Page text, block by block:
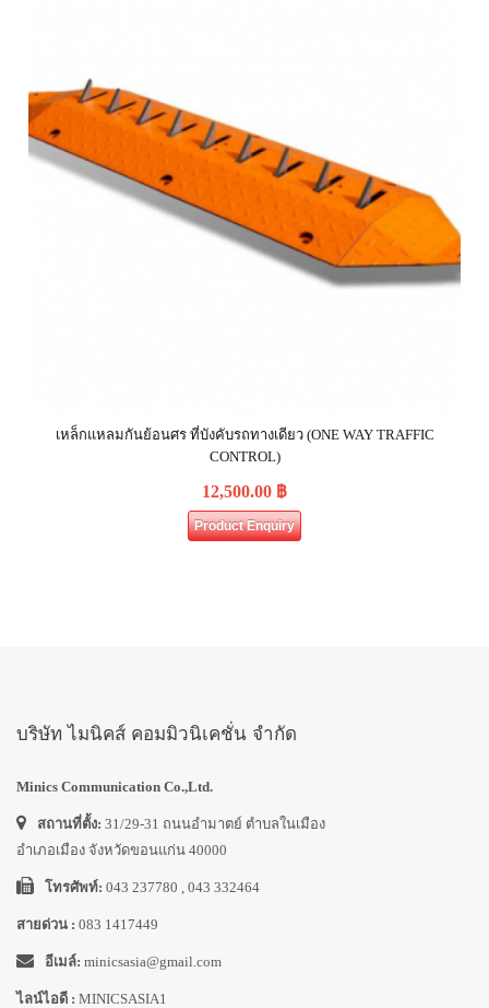
เหล็กแหลมกันย้อนศร ที่บังคับรถทางเดียว (ONE WAY TRAFFIC
CONTROL)
12,500.00 ฿
Product Enquiry
บริษัท ไมนิคส์ คอมมิวนิเคชั่น จำกัด
Minics Communication Co.,Ltd.
สถานที่ตั้ง: 31/29-31 ถนนอำมาตย์ ตำบลในเมือง
อำเภอเมือง จังหวัดขอนแก่น 40000
โทรศัพท์: 043 237780 , 043 332464
สายด่วน : 083 1417449
อีเมล์: minicsasia@gmail.com
ไลน์ไอดี : MINICSASIA1